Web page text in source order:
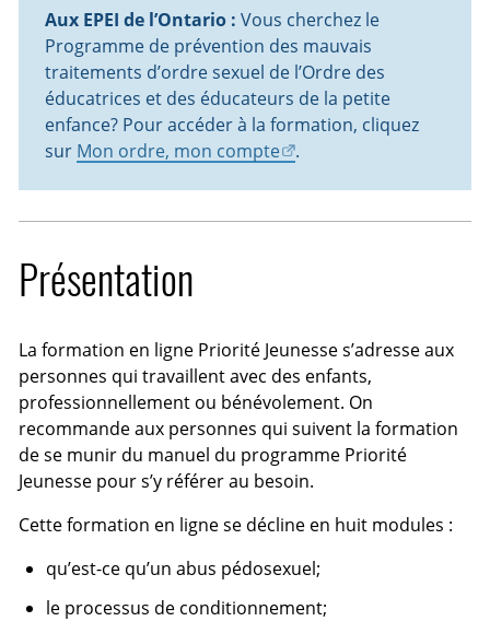
Aux EPEI de l’Ontario :Vous cherchez le
Programme de prévention des mauvais
traitements d’ordre sexuel de l’Ordre des
éducatrices et des éducateurs de la petite
enfance? Pour accéder à la formation, cliquez
sur Mon ordre, mon compte .
Présentation
La formation en ligne Priorité Jeunesse s’adresse aux
personnes qui travaillent avec des enfants,
professionnellement ou bénévolement. On
recommande aux personnes qui suivent la formation
de se munir du manuel du programme Priorité
Jeunesse pour s’y référer au besoin.
Cette formation en ligne se décline en huit modules :
qu’est-ce qu’un abus pédosexuel;
le processus de conditionnement;